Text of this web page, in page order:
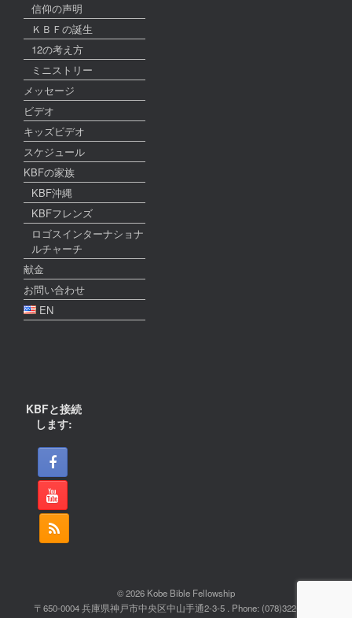
信仰の声明
ＫＢＦの誕生
12の考え方
ミニストリー
メッセージ
ビデオ
キッズビデオ
スケジュール
KBFの家族
KBF沖縄
KBFフレンズ
ロゴスインターナショナ
ルチャーチ
献金
お問い合わせ
EN
KBFと接続
します:
© 2026 Kobe Bible Fellowship
〒650-0004 兵庫県神戸市中央区中山手通2-3-5 . Phone: (078)322-2022